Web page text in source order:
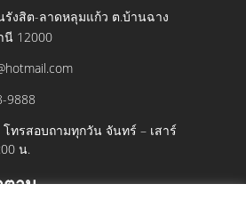
งสิต-ลาดหลุมแก้ว ต.บ้านฉาง
นี 12000
9888
โทรสอบถามทุกวัน จันทร์ – เสาร์
น.
าม